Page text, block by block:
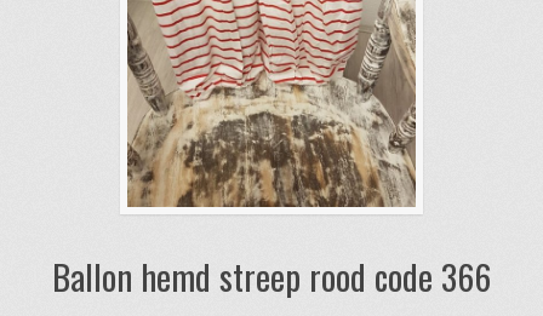
Ballon hemd streep rood code 366